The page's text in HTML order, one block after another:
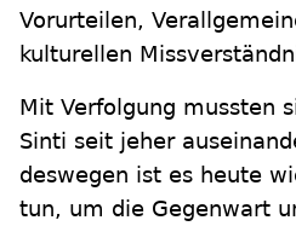
Vorurteilen,
kulturellen
Mit Verfolgung mussten
Sinti seit jeher
deswegen ist es heute
tun, um die Gegenwart